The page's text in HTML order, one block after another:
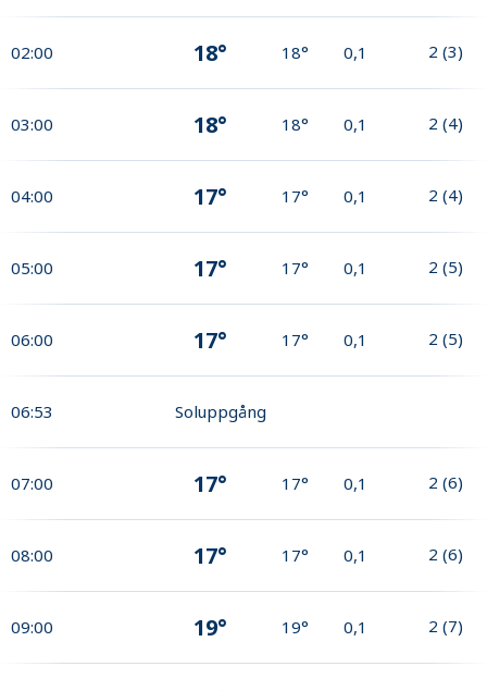
02:00 18° 18° 0,1 2 (3)
03:00 18° 18° 0,1 2 (4)
04:00 17° 17° 0,1 2 (4)
05:00 17° 17° 0,1 2 (5)
06:00 17° 17° 0,1 2 (5)
06:53 Soluppgång
07:00 17° 17° 0,1 2 (6)
08:00 17° 17° 0,1 2 (6)
09:00 19° 19° 0,1 2 (7)